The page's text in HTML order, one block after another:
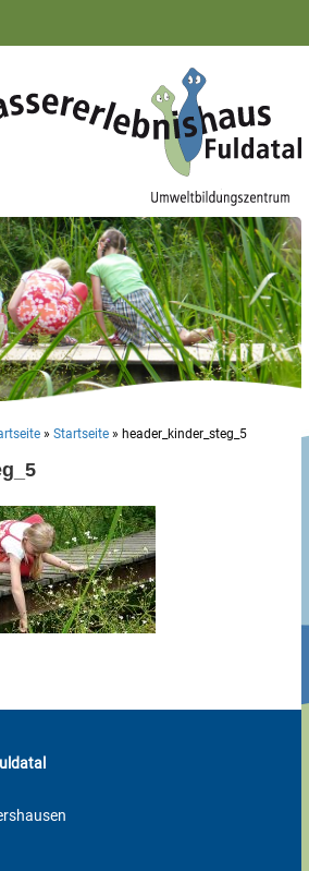
» Startseite » header_kinder_steg_5